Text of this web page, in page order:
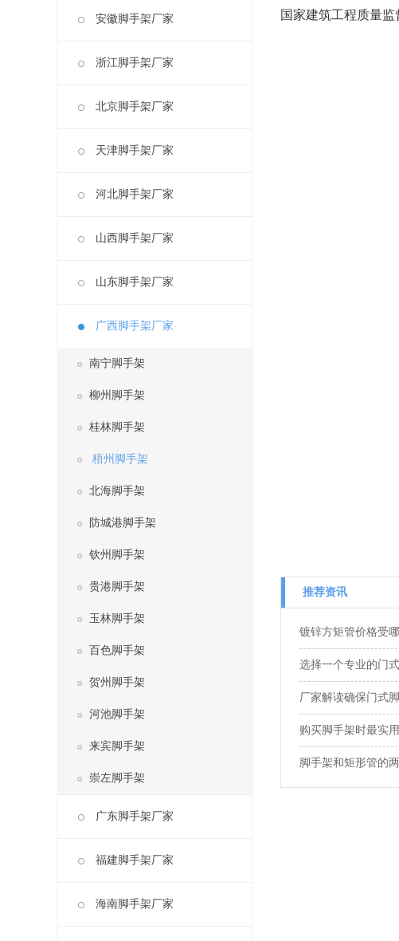
安徽脚手架厂家
浙江脚手架厂家
北京脚手架厂家
天津脚手架厂家
河北脚手架厂家
山西脚手架厂家
山东脚手架厂家
广西脚手架厂家
南宁脚手架
柳州脚手架
桂林脚手架
梧州脚手架
北海脚手架
防城港脚手架
钦州脚手架
贵港脚手架
玉林脚手架
百色脚手架
贺州脚手架
河池脚手架
来宾脚手架
崇左脚手架
广东脚手架厂家
福建脚手架厂家
海南脚手架厂家
国家建筑工程质量监
推荐资讯
镀锌方矩管价格受
选择一个专业的门
厂家解读确保门式
购买脚手架时最实
脚手架和矩形管的